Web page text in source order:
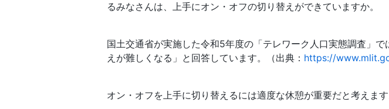
るみなさんは、上手にオン・オフの切り替えができていますか。
国土交通省が実施した令和5年度の「テレワーク人口実態調査」
えが難しくなる」と回答しています。（出典： https://
オン・オフを上手に切り替えるには適度な休憩が重要だと考えま